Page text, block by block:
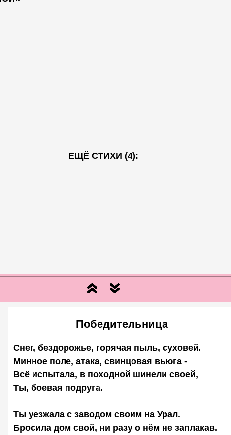
ЕЩЁ СТИХИ (4):
Победительница
Снег, бездорожье, горячая пыль, суховей.
Минное поле, атака, свинцовая вьюга -
Всё испытала, в походной шинели своей,
Ты, боевая подруга.
Ты уезжала с заводом своим на Урал.
Бросила дом свой, ни разу о нём не заплакав.